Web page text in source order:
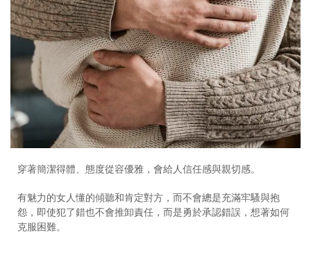
穿著簡潔得體、態度從容優雅，會給人信任感與親切感。
有魅力的女人懂的傾聽和肯定對方，而不會總是充滿牢騷與抱
怨，即使犯了錯也不會推卸責任，而是勇於承認錯誤，想著如何
克服困難。